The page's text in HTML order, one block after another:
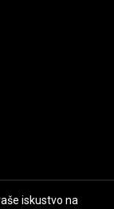
iskustvo na